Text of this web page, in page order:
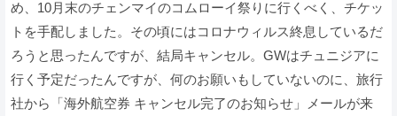
め、10月末のチェンマイのコムローイ祭りに行くべく、チケッ
トを手配しました。その頃にはコロナウィルス終息しているだ
ろうと思ったんですが、結局キャンセル。GWはチュニジアに
行く予定だったんですが、何のお願いもしていないのに、旅行
社から「海外航空券 キャンセル完了のお知らせ」メールが来